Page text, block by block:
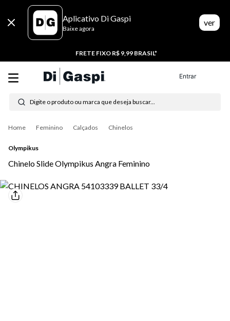
Aplicativo Di Gaspi
Baixe agora
ver
FRETE FIXO R$ 9,99 BRASIL*
Entrar
Digite o produto ou marca que deseja buscar...
Feminino Calçados Chinelos
Olympikus
Chinelo Slide Olympikus Angra Feminino
1º tenis
2º tênis feminino
3º moletom